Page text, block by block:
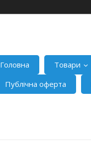
Головна Товари
Публічна оферта